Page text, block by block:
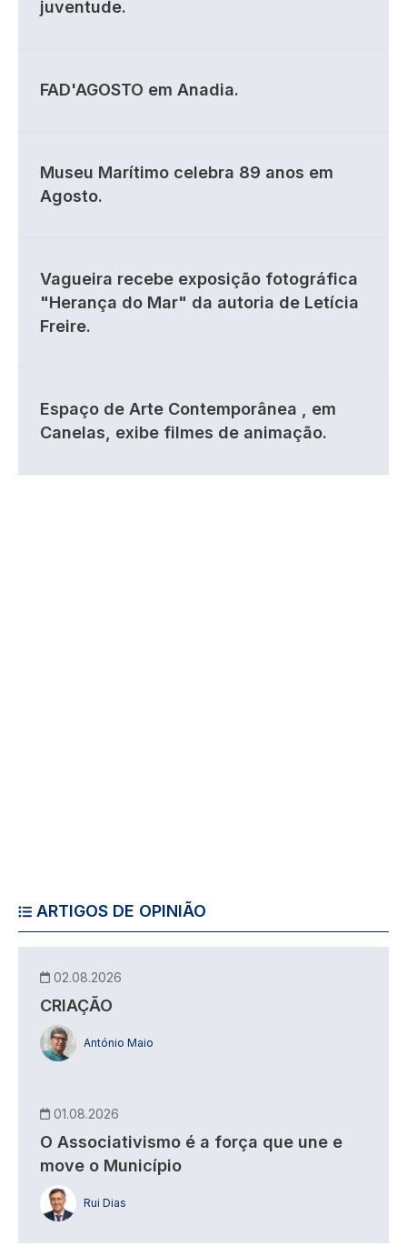
juventude.
FAD'AGOSTO em Anadia.
Museu Marítimo celebra 89 anos em
Agosto.
Vagueira recebe exposição fotográfica
"Herança do Mar" da autoria de Letícia
Freire.
Espaço de Arte Contemporânea , em
Canelas, exibe filmes de animação.
ARTIGOS DE OPINIÃO
02.08.2026
CRIAÇÃO
António Maio
01.08.2026
O Associativismo é a força que une e
move o Município
Rui Dias